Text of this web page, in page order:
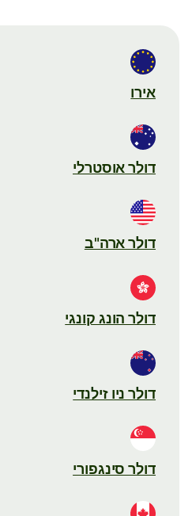
אירו
דולר אוסטרלי
דולר ארה"ב
דולר הונג קונגי
דולר ניו זילנדי
דולר סינגפורי